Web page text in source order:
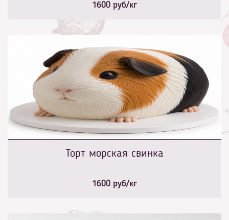
1600 руб/кг
Торт морская свинка
1600 руб/кг